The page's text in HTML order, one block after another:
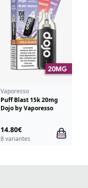
Vaporesso
Puff Blast 15k 20mg
Dojo by Vaporesso
14.80€
8 variantes